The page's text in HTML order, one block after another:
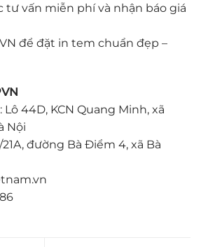
tư vấn miễn phí và nhận báo giá
để đặt in tem chuẩn đẹp –
44D, KCN Quang Minh, xã
Nội
đường Bà Điểm 4, xã Bà